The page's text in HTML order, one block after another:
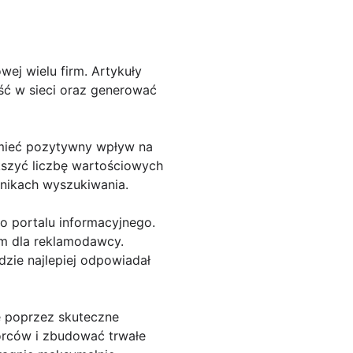
wielu firm. Artykuły
w sieci oraz generować
pozytywny wpływ na
liczbę wartościowych
wyszukiwania.
portalu informacyjnego.
dla reklamodawcy.
najlepiej odpowiadał
poprzez skuteczne
i zbudować trwałe